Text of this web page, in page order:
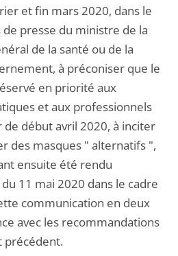
et fin mars 2020, dans le
presse du ministre de la
de la santé ou de la
à préconiser que le
en priorité aux
et aux professionnels
de début avril 2020, à inciter
des masques " alternatifs ",
ensuite été rendu
11 mai 2020 dans le cadre
communication en deux
avec les recommandations
précédent.